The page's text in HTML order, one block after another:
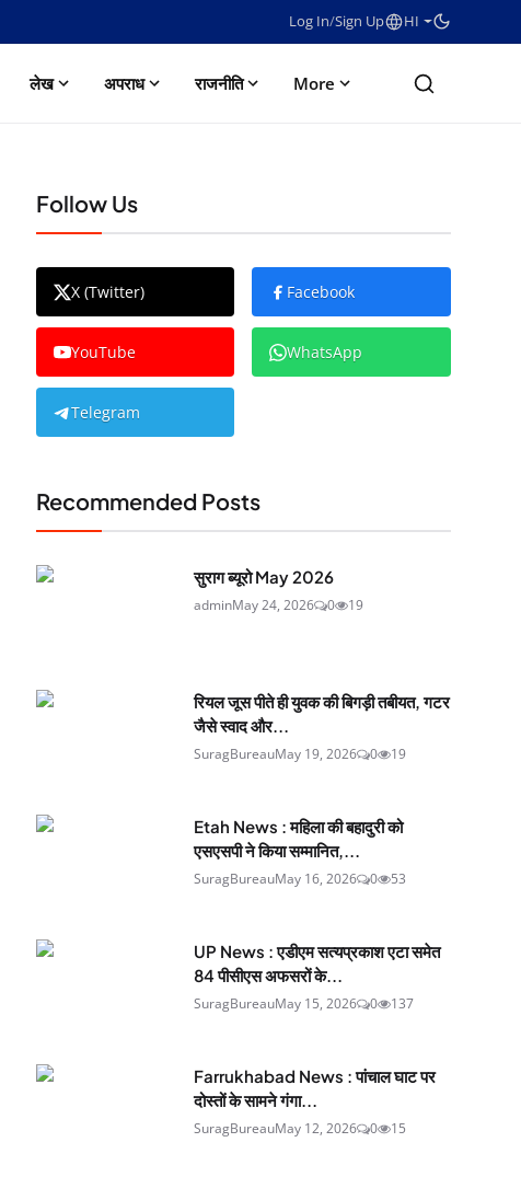
Log In/Sign Up HI
लेख अपराध राजनीति More
Follow Us
X (Twitter) Facebook
YouTube WhatsApp
Telegram
Recommended Posts
सुराग ब्यूरो May 2026
adminMay 24, 2026 0 19
रियल जूस पीते ही युवक की बिगड़ी तबीयत, गटर
जैसे स्वाद और...
SuragBureauMay 19, 2026 0 19
Etah News : महिला की बहादुरी को
एसएसपी ने किया सम्मानित,...
SuragBureauMay 16, 2026 0 53
UP News : एडीएम सत्यप्रकाश एटा समेत
84 पीसीएस अफसरों के...
SuragBureauMay 15, 2026 0 137
Farrukhabad News : पांचाल घाट पर
दोस्तों के सामने गंगा...
SuragBureauMay 12, 2026 0 15